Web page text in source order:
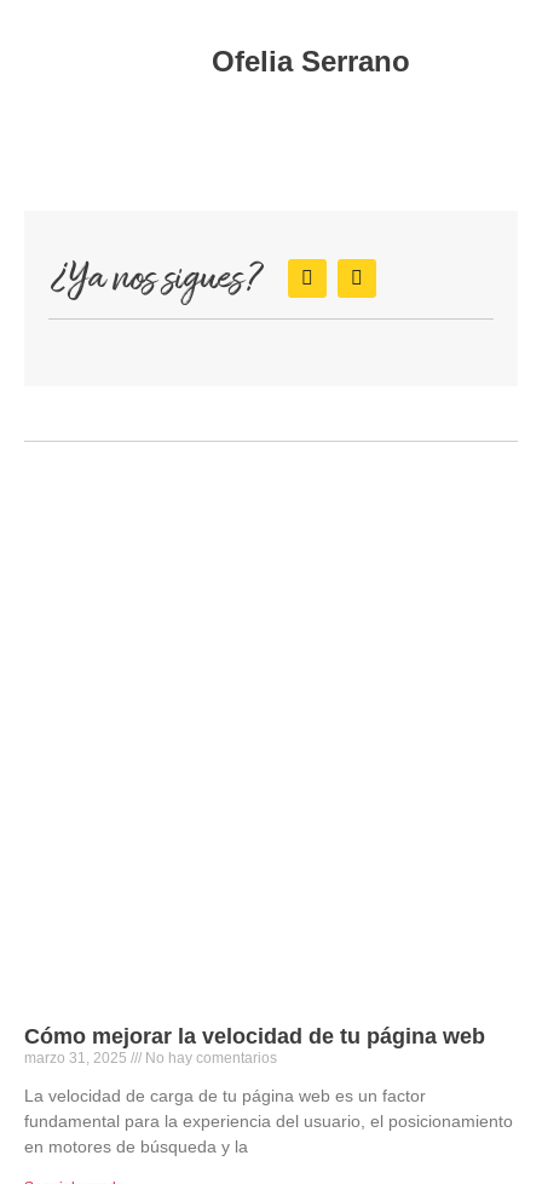
Ofelia Serrano
¿Ya nos sigues?
Cómo mejorar la velocidad de tu página web
marzo 31, 2025 No hay comentarios
La velocidad de carga de tu página web es un factor
fundamental para la experiencia del usuario, el posicionamiento
en motores de búsqueda y la